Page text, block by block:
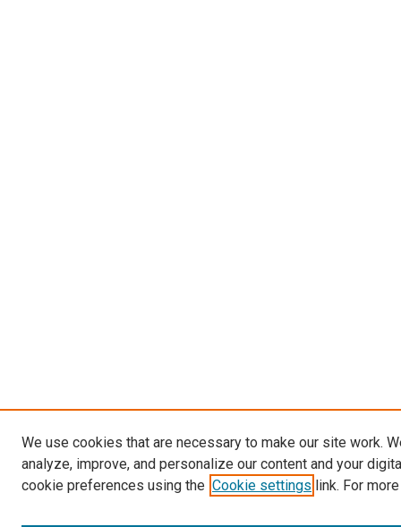
We use cookies that are necessary to make our site work.
analyze, improve, and personalize our content and your
cookie preferences using the Cookie settings link. For